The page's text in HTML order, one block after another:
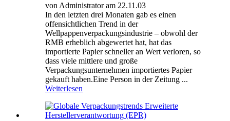
von Administrator am 22.11.03
In den letzten drei Monaten gab es einen
offensichtlichen Trend in der
Wellpappenverpackungsindustrie – obwohl der
RMB erheblich abgewertet hat, hat das
importierte Papier schneller an Wert verloren, so
dass viele mittlere und große
Verpackungsunternehmen importiertes Papier
gekauft haben.Eine Person in der Zeitung ...
Weiterlesen